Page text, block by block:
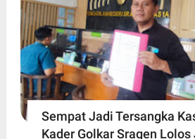
Sempat Jadi Tersangka
Kader Golkar Sragen